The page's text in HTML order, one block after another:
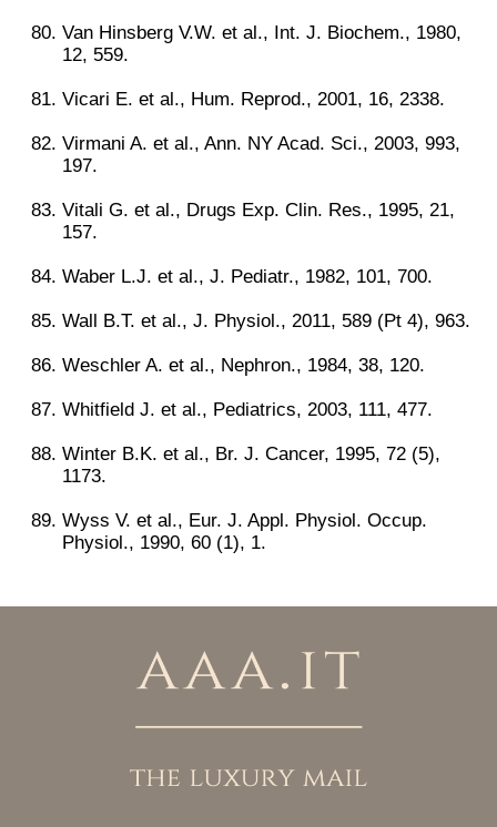
Van Hinsberg V.W. et al., Int. J. Biochem., 1980,
12, 559.
Vicari E. et al., Hum. Reprod., 2001, 16, 2338.
Virmani A. et al., Ann. NY Acad. Sci., 2003, 993,
197.
Vitali G. et al., Drugs Exp. Clin. Res., 1995, 21,
157.
Waber L.J. et al., J. Pediatr., 1982, 101, 700.
Wall B.T. et al., J. Physiol., 2011, 589 (Pt 4), 963.
Weschler A. et al., Nephron., 1984, 38, 120.
Whitfield J. et al., Pediatrics, 2003, 111, 477.
Winter B.K. et al., Br. J. Cancer, 1995, 72 (5),
1173.
Wyss V. et al., Eur. J. Appl. Physiol. Occup.
Physiol., 1990, 60 (1), 1.